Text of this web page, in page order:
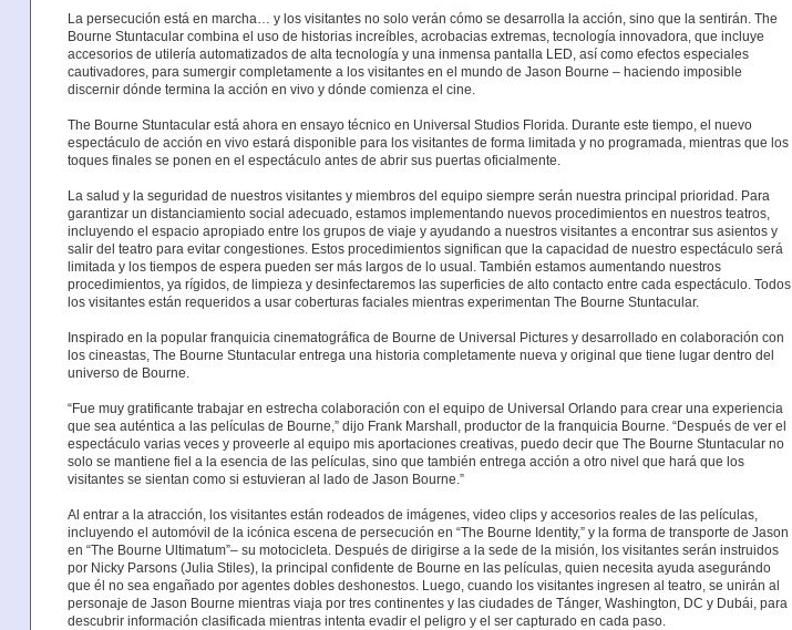
La persecución está en marcha… y los visitantes no solo verán cómo se desarrolla la acción, sino que la sentirán. The
Bourne Stuntacular combina el uso de historias increíbles, acrobacias extremas, tecnología innovadora, que incluye
accesorios de utilería automatizados de alta tecnología y una inmensa pantalla LED, así como efectos especiales
cautivadores, para sumergir completamente a los visitantes en el mundo de Jason Bourne – haciendo imposible
discernir dónde termina la acción en vivo y dónde comienza el cine.
The Bourne Stuntacular está ahora en ensayo técnico en Universal Studios Florida. Durante este tiempo, el nuevo
espectáculo de acción en vivo estará disponible para los visitantes de forma limitada y no programada, mientras que los
toques finales se ponen en el espectáculo antes de abrir sus puertas oficialmente.
La salud y la seguridad de nuestros visitantes y miembros del equipo siempre serán nuestra principal prioridad. Para
garantizar un distanciamiento social adecuado, estamos implementando nuevos procedimientos en nuestros teatros,
incluyendo el espacio apropiado entre los grupos de viaje y ayudando a nuestros visitantes a encontrar sus asientos y
salir del teatro para evitar congestiones. Estos procedimientos significan que la capacidad de nuestro espectáculo será
limitada y los tiempos de espera pueden ser más largos de lo usual. También estamos aumentando nuestros
procedimientos, ya rígidos, de limpieza y desinfectaremos las superficies de alto contacto entre cada espectáculo. Todos
los visitantes están requeridos a usar coberturas faciales mientras experimentan The Bourne Stuntacular.
Inspirado en la popular franquicia cinematográfica de Bourne de Universal Pictures y desarrollado en colaboración con
los cineastas, The Bourne Stuntacular entrega una historia completamente nueva y original que tiene lugar dentro del
universo de Bourne.
“Fue muy gratificante trabajar en estrecha colaboración con el equipo de Universal Orlando para crear una experiencia
que sea auténtica a las películas de Bourne,” dijo Frank Marshall, productor de la franquicia Bourne. “Después de ver el
espectáculo varias veces y proveerle al equipo mis aportaciones creativas, puedo decir que The Bourne Stuntacular no
solo se mantiene fiel a la esencia de las películas, sino que también entrega acción a otro nivel que hará que los
visitantes se sientan como si estuvieran al lado de Jason Bourne.”
Al entrar a la atracción, los visitantes están rodeados de imágenes, video clips y accesorios reales de las películas,
incluyendo el automóvil de la icónica escena de persecución en “The Bourne Identity,” y la forma de transporte de Jason
en “The Bourne Ultimatum”– su motocicleta. Después de dirigirse a la sede de la misión, los visitantes serán instruidos
por Nicky Parsons (Julia Stiles), la principal confidente de Bourne en las películas, quien necesita ayuda asegurándo
que él no sea engañado por agentes dobles deshonestos. Luego, cuando los visitantes ingresen al teatro, se unirán al
personaje de Jason Bourne mientras viaja por tres continentes y las ciudades de Tánger, Washington, DC y Dubái, para
descubrir información clasificada mientras intenta evadir el peligro y el ser capturado en cada paso.